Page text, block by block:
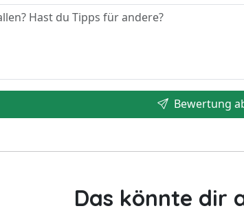
Bewertung
Das könnte dir